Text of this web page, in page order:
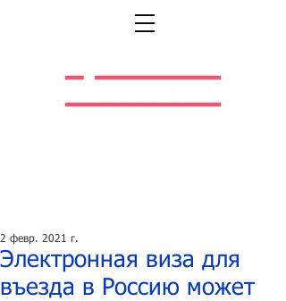
Электронная виза для
въезда в Россию может
2 февр. 2021 г.